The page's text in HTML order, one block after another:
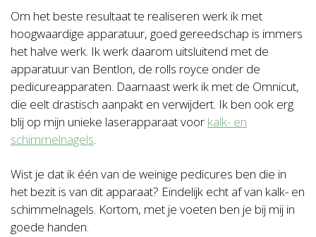
Om het beste resultaat te realiseren werk ik met
hoogwaardige apparatuur, goed gereedschap is immers
het halve werk. Ik werk daarom uitsluitend met de
apparatuur van Bentlon, de rolls royce onder de
pedicureapparaten. Daarnaast werk ik met de Omnicut,
die eelt drastisch aanpakt en verwijdert. Ik ben ook erg
blij op mijn unieke laserapparaat voor kalk- en
schimmelnagels.
Wist je dat ik één van de weinige pedicures ben die in
het bezit is van dit apparaat? Eindelijk echt af van kalk- en
schimmelnagels. Kortom, met je voeten ben je bij mij in
goede handen.